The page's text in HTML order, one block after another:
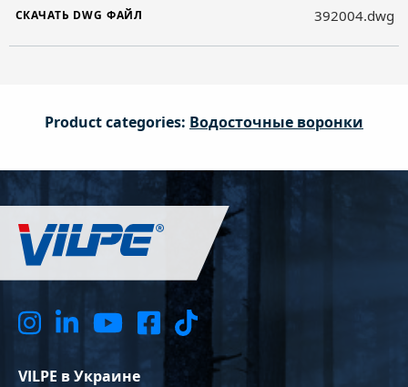
СКАЧАТЬ DWG ФАЙЛ 392004.dwg
Product categories: Водосточные воронки
VILPE в Украине